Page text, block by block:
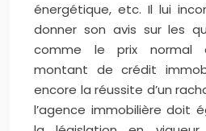
énergétique, etc. Il lui
donner son avis sur les
comme le prix normal
montant de crédit
encore la réussite d’un
l’agence immobilière doit